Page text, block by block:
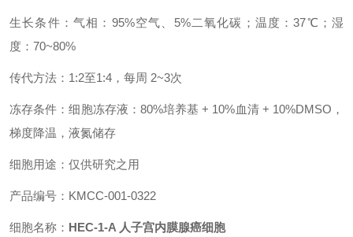
生长条件：气相：95%空气、5%二氧化碳；温度：37℃；湿
度：70~80%
传代方法：1:2至1:4，每周 2~3次
冻存条件：细胞冻存液：80%培养基 + 10%血清 + 10%DMSO，
梯度降温，液氮储存
细胞用途：仅供研究之用
产品编号：KMCC-001-0322
细胞名称： HEC-1-A 人子宫内膜腺癌细胞